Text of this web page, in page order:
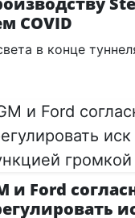
COVID
в конце
и Ford